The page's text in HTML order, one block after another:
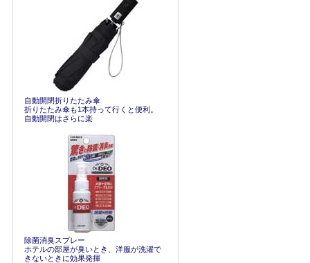
自動開閉折りたたみ傘
折りたたみ傘も1本持って行くと便利。
自動開閉はさらに楽
除菌消臭スプレー
ホテルの部屋が臭いとき、洋服が洗濯で
きないときに効果発揮